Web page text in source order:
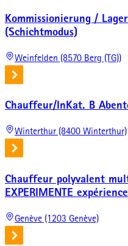
Kommissionierung /
(Schichtmodus)
Weinfelden (8570 Berg (TG))
Chauffeur/InKat. B
Winterthur (8400 Winterthur)
Chauffeur polyvalent
EXPERIMENTE
Genève (1203 Genève)